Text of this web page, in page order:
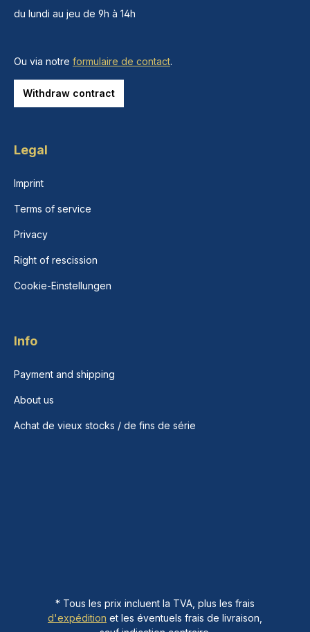
du lundi au jeu de 9h à 14h
Ou via notre formulaire de contact.
Withdraw contract
Legal
Imprint
Terms of service
Privacy
Right of rescission
Cookie-Einstellungen
Info
Payment and shipping
About us
Achat de vieux stocks / de fins de série
* Tous les prix incluent la TVA, plus les frais
d'expédition et les éventuels frais de livraison,